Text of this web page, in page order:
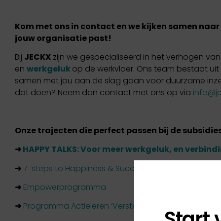
Kom met ons in contact en we kijken samen
jouw organisatie past!
Bij JECKX zijn we gespecialiseerd in het verhogen
en werkgelukop de werkvloer. Ons team bestaat
samen met jou aan de slag gaan voor duurzame
dat doen? Neem dan contact met ons op via
Onze trajecten die perfect passen bij de
➜HAPPY TALKS: Voor meer werkgeluk, en
➜7-steps to Happiness & Succes; van data naar daad
➜ Empowerprogramma
➜ Programma Actieleren ‘Versterk de Mentale Vitaliteit